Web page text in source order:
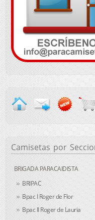
Camisetas por
BRIGADA PARACAIDISTA
BRIPAC
Bpac I Roger de Flor
Bpac II Roger de Lauria